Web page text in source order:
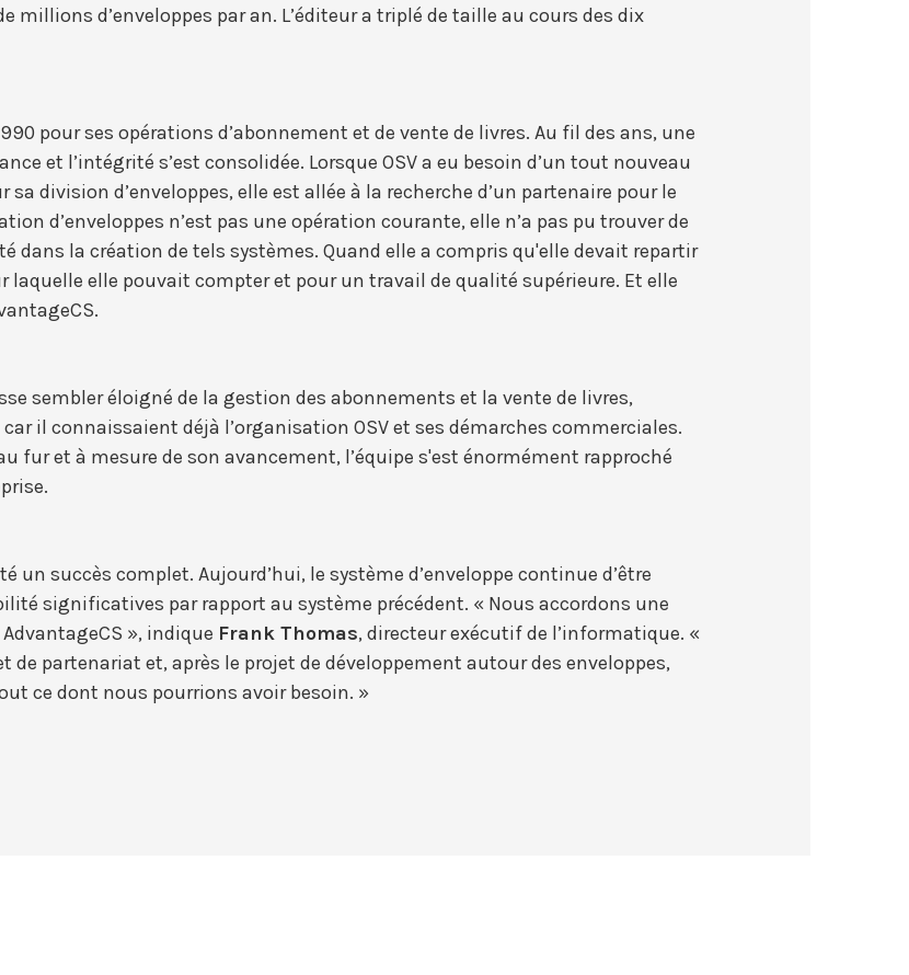
d’enveloppes par an. L’éditeur a triplé de taille au cours des dix
pour ses opérations d’abonnement et de vente de livres. Au fil des ans, une
et l’intégrité s’est consolidée. Lorsque OSV a eu besoin d’un tout nouveau
division d’enveloppes, elle est allée à la recherche d’un partenaire pour le
d’enveloppes n’est pas une opération courante, elle n’a pas pu trouver de
dans la création de tels systèmes. Quand elle a compris qu'elle devait repartir
laquelle elle pouvait compter et pour un travail de qualité supérieure. Et elle
sembler éloigné de la gestion des abonnements et la vente de livres,
il connaissaient déjà l’organisation OSV et ses démarches commerciales.
fur et à mesure de son avancement, l’équipe s'est énormément rapproché
un succès complet. Aujourd’hui, le système d’enveloppe continue d’être
significatives par rapport au système précédent. « Nous accordons une
», indique Frank Thomas, directeur exécutif de l’informatique. «
de partenariat et, après le projet de développement autour des enveloppes,
ce dont nous pourrions avoir besoin. »